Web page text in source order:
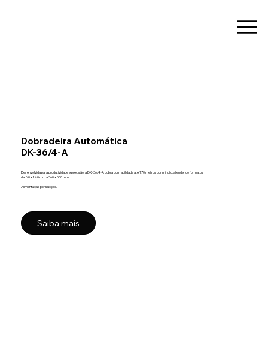
Dobradeira Automática
DK-36/4-A
Desenvolvida para produtividade e precisão, a DK-36/4-A dobra com agilidade até 170 metros por minuto, atendendo formatos
de 80 x 140 mm a 360 x 500 mm.
Alimentação por sucção.
Saiba mais